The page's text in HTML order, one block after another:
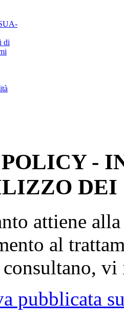
di
-
DEI
attiene
al
pubblicata